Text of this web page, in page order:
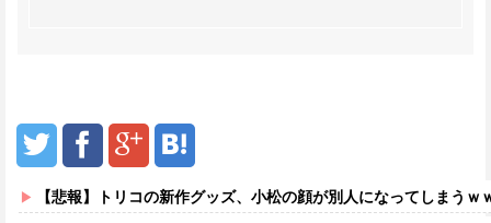
【悲報】トリコの新作グッズ、小松の顔が別人になってしまうｗ